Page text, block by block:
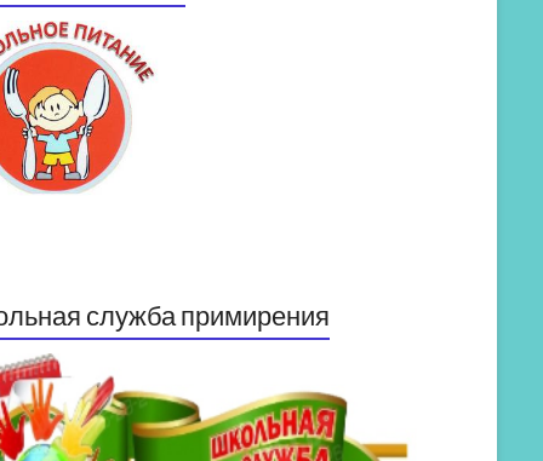
служба примирения